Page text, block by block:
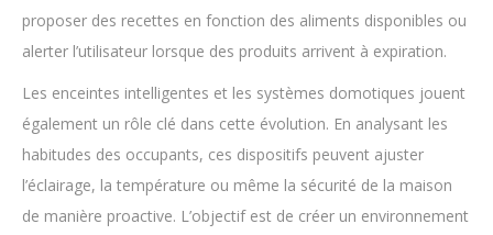
proposer des recettes en fonction des aliments disponibles ou
alerter l’utilisateur lorsque des produits arrivent à expiration.
Les enceintes intelligentes et les systèmes domotiques jouent
également un rôle clé dans cette évolution. En analysant les
habitudes des occupants, ces dispositifs peuvent ajuster
l’éclairage, la température ou même la sécurité de la maison
de manière proactive. L’objectif est de créer un environnement